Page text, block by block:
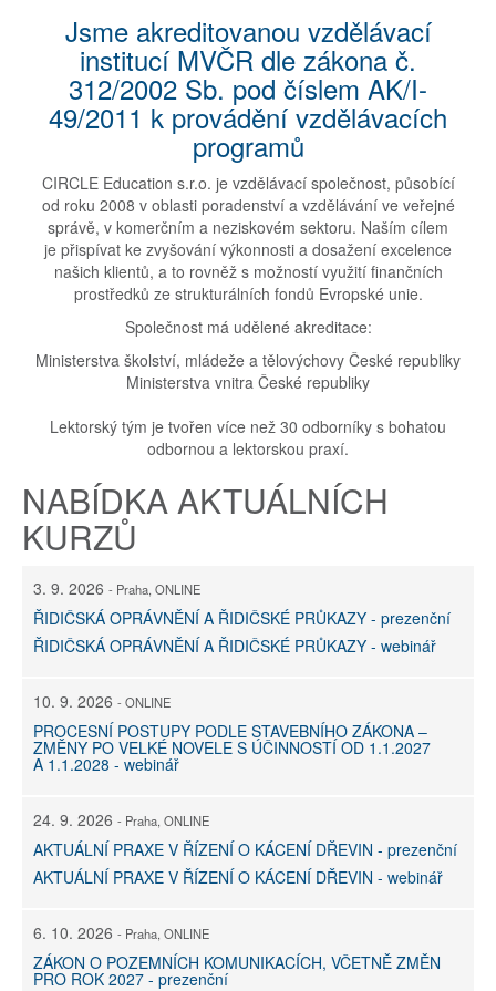
Jsme akreditovanou vzdělávací
institucí MVČR dle zákona č.
312/2002 Sb. pod číslem AK/I-
49/2011 k provádění vzdělávacích
programů
CIRCLE Education s.r.o. je vzdělávací společnost, působící
od roku 2008 v oblasti poradenství a vzdělávání ve veřejné
správě, v komerčním a neziskovém sektoru. Naším cílem
je přispívat ke zvyšování výkonnosti a dosažení excelence
našich klientů, a to rovněž s možností využití finančních
prostředků ze strukturálních fondů Evropské unie.
Společnost má udělené akreditace:
Ministerstva školství, mládeže a tělovýchovy České republiky
Ministerstva vnitra České republiky
Lektorský tým je tvořen více než 30 odborníky s bohatou
odbornou a lektorskou praxí.
NABÍDKA AKTUÁLNÍCH
KURZŮ
3. 9. 2026 - Praha, ONLINE
ŘIDIČSKÁ OPRÁVNĚNÍ A ŘIDIČSKÉ PRŮKAZY - prezenční
ŘIDIČSKÁ OPRÁVNĚNÍ A ŘIDIČSKÉ PRŮKAZY - webinář
10. 9. 2026 - ONLINE
PROCESNÍ POSTUPY PODLE STAVEBNÍHO ZÁKONA –
ZMĚNY PO VELKÉ NOVELE S ÚČINNOSTÍ OD 1.1.2027
A 1.1.2028 - webinář
24. 9. 2026 - Praha, ONLINE
AKTUÁLNÍ PRAXE V ŘÍZENÍ O KÁCENÍ DŘEVIN - prezenční
AKTUÁLNÍ PRAXE V ŘÍZENÍ O KÁCENÍ DŘEVIN - webinář
6. 10. 2026 - Praha, ONLINE
ZÁKON O POZEMNÍCH KOMUNIKACÍCH, VČETNĚ ZMĚN
PRO ROK 2027 - prezenční